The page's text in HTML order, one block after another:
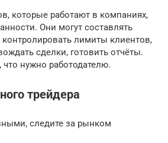
которые работают в компаниях,
Они могут составлять
контролировать лимиты клиентов,
сделки, готовить отчёты.
что нужно работодателю.
трейдера
следите за рынком